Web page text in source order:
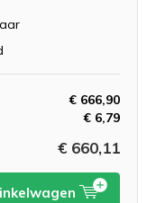
€ 666,90
€ 6,79
€ 660,11